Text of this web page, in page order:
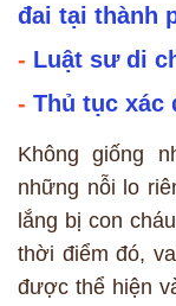
đai tại thành
- Luật sư di
- Thủ tục xác
Không giống
những nỗi lo
lắng bị con
thời điểm đó,
được thể hiện